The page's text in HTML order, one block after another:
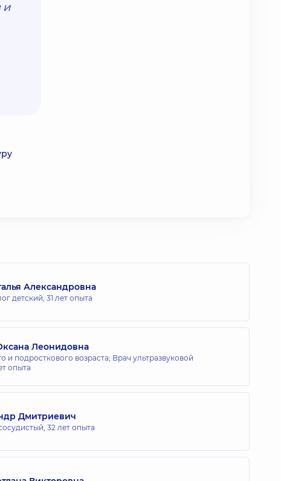
и
Александровна
детский, 31 лет опыта
Леонидовна
и подросткового возраста; Врач ультразвуковой
опыта
Дмитриевич
32 лет опыта